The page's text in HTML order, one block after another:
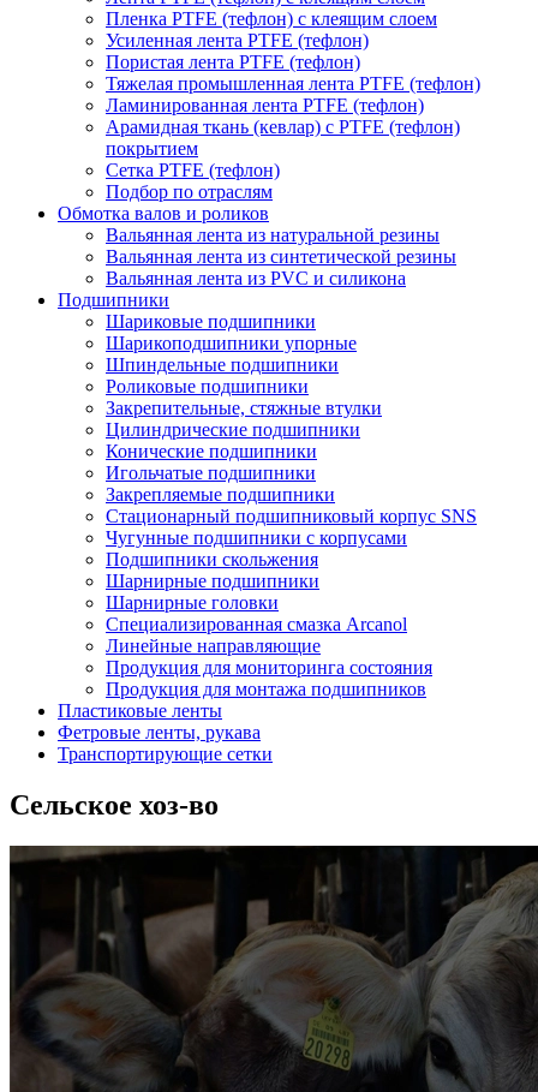
Пленка PTFE (тефлон) с клеящим слоем
Усиленная лента PTFE (тефлон)
Пористая лента PTFE (тефлон)
Тяжелая промышленная лента PTFE (тефлон)
Ламинированная лента PTFE (тефлон)
Арамидная ткань (кевлар) с PTFE (тефлон)
покрытием
Сетка PTFE (тефлон)
Подбор по отраслям
Обмотка валов и роликов
Вальянная лента из натуральной резины
Вальянная лента из синтетической резины
Вальянная лента из PVC и силикона
Подшипники
Шариковые подшипники
Шарикоподшипники упорные
Шпиндельные подшипники
Роликовые подшипники
Закрепительные, стяжные втулки
Цилиндрические подшипники
Конические подшипники
Игольчатые подшипники
Закрепляемые подшипники
Стационарный подшипниковый корпус SNS
Чугунные подшипники с корпусами
Подшипники скольжения
Шарнирные подшипники
Шарнирные головки
Специализированная смазка Arcanol
Линейные направляющие
Продукция для мониторинга состояния
Продукция для монтажа подшипников
Пластиковые ленты
Фетровые ленты, рукава
Транспортирующие сетки
Сельское хоз-во